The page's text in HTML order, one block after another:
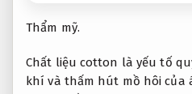
Thẩm mỹ.
Chất liệu cotton là yếu tố
khí và thấm hút mồ hôi của